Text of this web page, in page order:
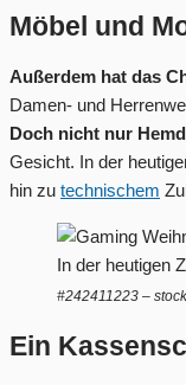
Möbel und
Außerdem hat das
Damen- und
Doch nicht nur
Gesicht. In der
hin zu technischem
In der heutigen
#242411223 –
Ein